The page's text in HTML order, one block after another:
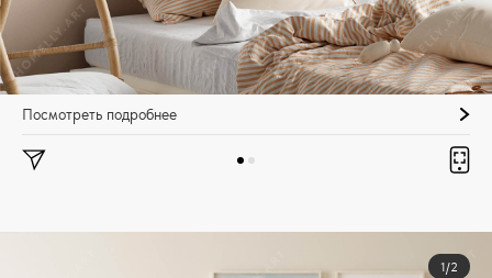
Посмотреть подробнее
1/2